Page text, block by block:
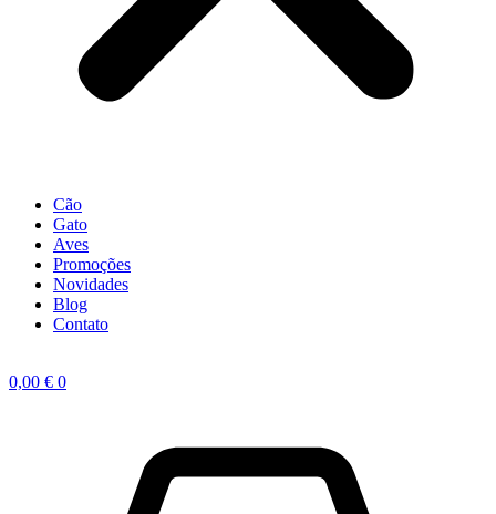
Cão
Gato
Aves
Promoções
Novidades
Blog
Contato
0,00 € 0